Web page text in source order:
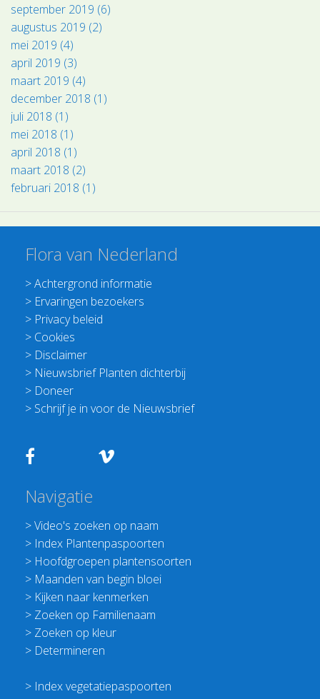
september 2019 (6)
augustus 2019 (2)
mei 2019 (4)
april 2019 (3)
maart 2019 (4)
december 2018 (1)
juli 2018 (1)
mei 2018 (1)
april 2018 (1)
maart 2018 (2)
februari 2018 (1)
Flora van Nederland
>Achtergrond informatie
> Ervaringen bezoekers
> Privacy beleid
> Cookies
> Disclaimer
> Nieuwsbrief Planten dichterbij
> Doneer
> Schrijf je in voor de Nieuwsbrief
Navigatie
>Video's zoeken op naam
> Index Plantenpaspoorten
> Hoofdgroepen plantensoorten
> Maanden van begin bloei
> Kijken naar kenmerken
> Zoeken op Familienaam
> Zoeken op kleur
> Determineren
> Index vegetatiepaspoorten